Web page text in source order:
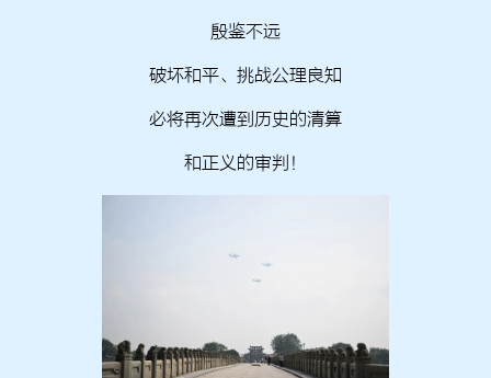
殷鉴不远
破坏和平、挑战公理良知
必将再次遭到历史的清算
和正义的审判！